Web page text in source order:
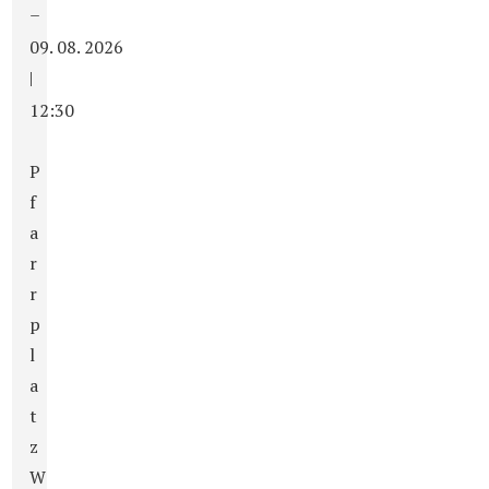
–
09. 08. 2026
|
12:30
P
f
a
r
r
p
l
a
t
z
W